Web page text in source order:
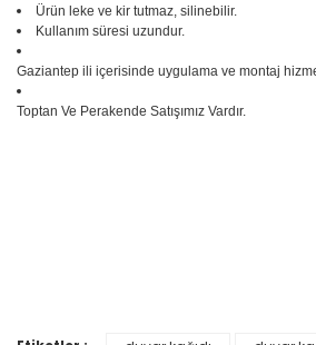
Ürün leke ve kir tutmaz, silinebilir.
Kullanım süresi uzundur.
Gaziantep ili içerisinde uygulama ve montaj
Toptan Ve Perakende Satışımız Vardır.
Bu ürünün fiyat bilgisi, resim, ürün
Ürün bilgilerinde hatalar bulunuyor.